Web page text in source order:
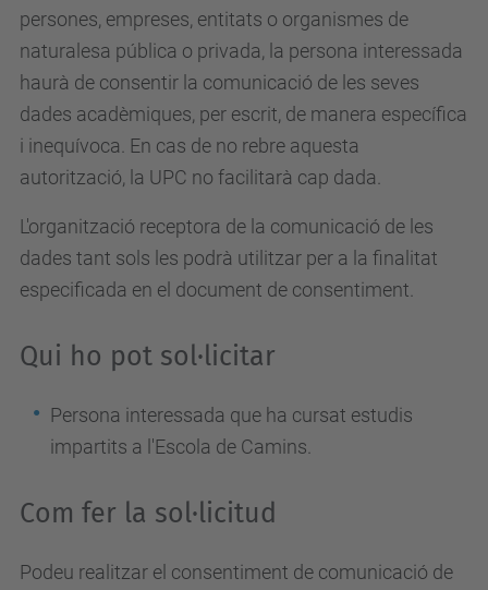
persones, empreses, entitats o organismes de
naturalesa pública o privada, la persona interessada
haurà de consentir la comunicació de les seves
dades acadèmiques, per escrit, de manera específica
i inequívoca. En cas de no rebre aquesta
autorització, la UPC no facilitarà cap dada.
L'organització receptora de la comunicació de les
dades tant sols les podrà utilitzar per a la finalitat
especificada en el document de consentiment.
Qui ho pot sol·licitar
Persona interessada que ha cursat estudis
impartits a l'Escola de Camins.
Com fer la sol·licitud
Podeu realitzar el consentiment de comunicació de